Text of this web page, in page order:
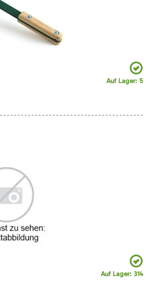
Auf Lager: 5
Auf Lager: 314